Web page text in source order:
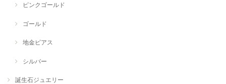
ピンクゴールド
ゴールド
地金ピアス
シルバー
誕生石ジュエリー